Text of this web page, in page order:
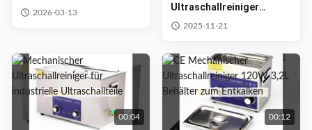
Entgasungsmodus und 7
Oszillationsstufen, Timer
2026-03-13
Ultraschallreiniger
Knopf-Typ Ultraschall
Tellerreiniger mit Tank
2025-11-21
00:04 00:12